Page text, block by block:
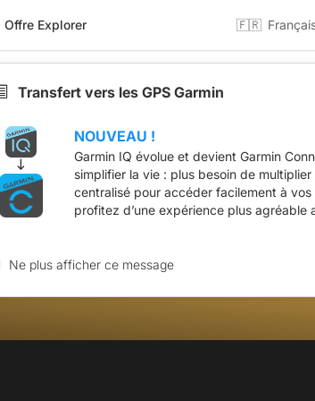
Offre Explorer 🇫🇷
Transfert vers les GPS Garmin
NOUVEAU !
Garmin IQ évolue et devient Garmin
simplifier la vie : plus besoin de
centralisé pour accéder facilement à
profitez d’une expérience plus agréable
Ne plus afficher ce message